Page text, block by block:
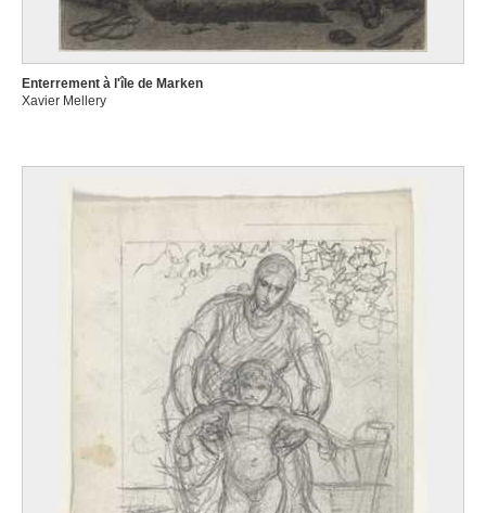
Enterrement à l'île de Marken
Xavier Mellery